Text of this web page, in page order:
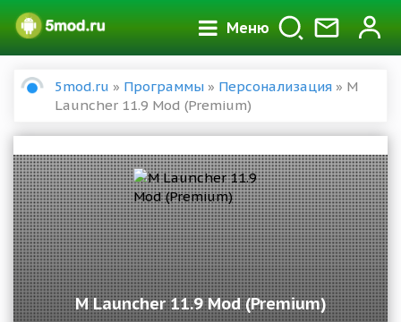
Меню
5mod.ru » Программы » Персонализация » M
Launcher 11.9 Mod (Premium)
M Launcher 11.9 Mod (Premium)